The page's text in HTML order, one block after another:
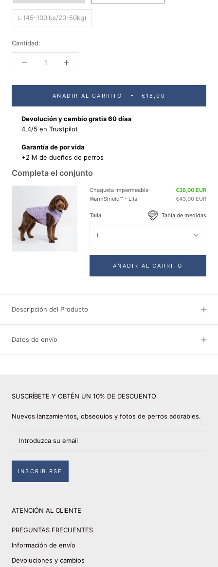
L (45-100lbs/20-50kg)
Cantidad:
AÑADIR AL CARRITO €18,00
Devolución y cambio gratis 60 días
4,4/5 en Trustpilot
Garantía de por vida
+2 M de dueños de perros
Completa el conjunto
Chaqueta impermeable
WarmShield™ - Lila
€38,00 EUR
€43,00 EUR
Talla Tabla de medidas
L
AÑADIR AL CARRITO
Descripción del Producto
Datos de envío
SUSCRÍBETE Y OBTÉN UN 10% DE DESCUENTO
Nuevos lanzamientos, obsequios y fotos de perros adorables.
INSCRIBIRSE
ATENCIÓN AL CLIENTE
PREGUNTAS FRECUENTES
Información de envío
Devoluciones y cambios